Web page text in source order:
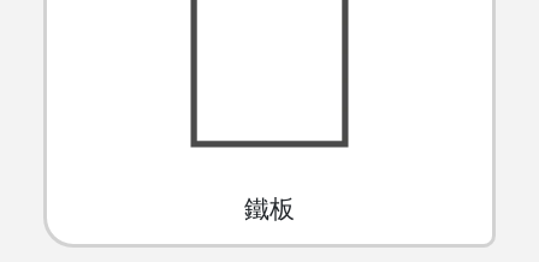
鐵板